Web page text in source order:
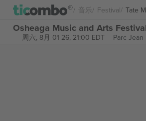
音乐 Festival Tate
Osheaga Music and Arts
周六, 8月 01 26, 21:00 EDT Parc